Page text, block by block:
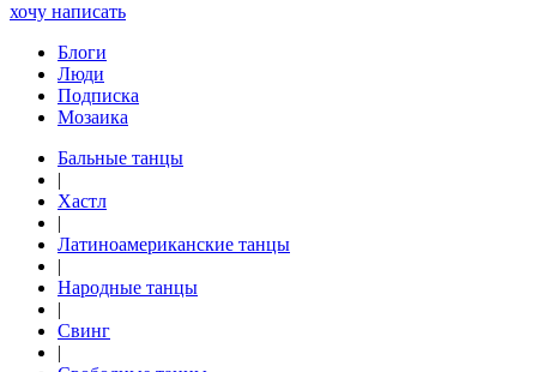
хочу написать
Блоги
Люди
Подписка
Мозаика
Бальные танцы
|
Хастл
|
Латиноамериканские танцы
|
Народные танцы
|
Свинг
|